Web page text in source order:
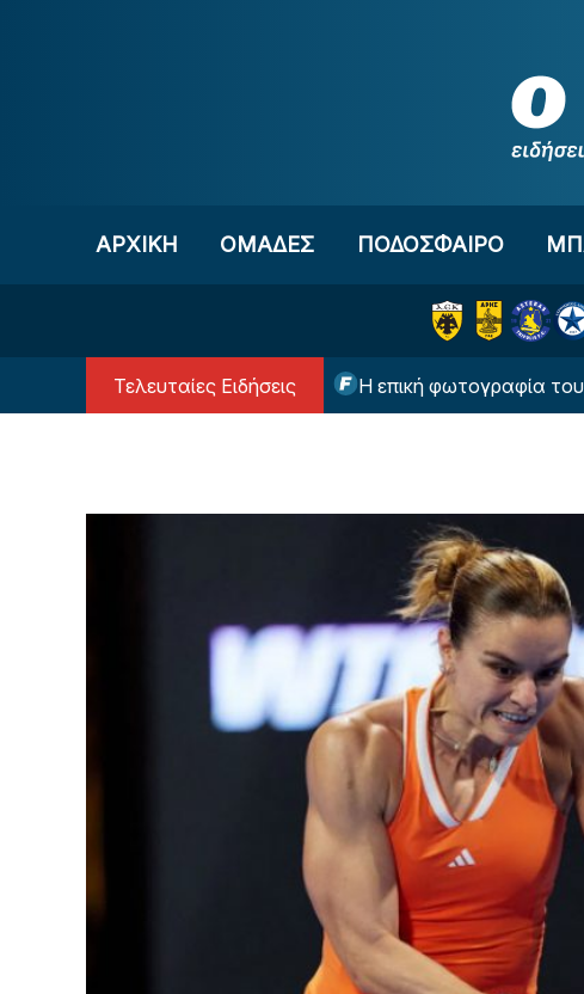
ΑΡΧΙΚΗ OΜΑΔΕΣ ΠΟΔΟΣΦΑΙΡΟ
Τελευταίες Ειδήσεις
στην Μπαρτσελόνα Η επική φωτογραφία του